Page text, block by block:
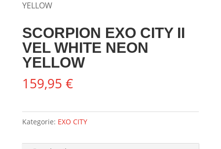
YELLOW
SCORPION EXO CITY II
VEL WHITE NEON
YELLOW
159,95 €
Kategorie: EXO CITY